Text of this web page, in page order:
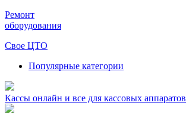
Ремонт
оборудования
Свое ЦТО
Популярные категории
Кассы онлайн и все для кассовых аппаратов